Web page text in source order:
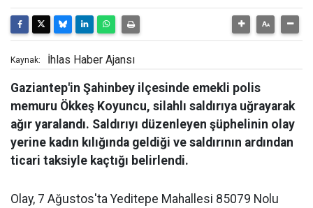
Kaynak: İhlas Haber Ajansı
Gaziantep'in Şahinbey ilçesinde emekli polis
memuru Ökkeş Koyuncu, silahlı saldırıya uğrayarak
ağır yaralandı. Saldırıyı düzenleyen şüphelinin olay
yerine kadın kılığında geldiği ve saldırının ardından
ticari taksiyle kaçtığı belirlendi.
Olay, 7 Ağustos'ta Yeditepe Mahallesi 85079 Nolu